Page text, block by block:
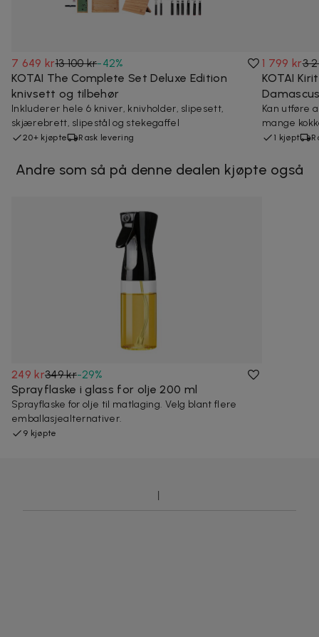
7 649 kr13 100 kr-42%
KOTAI The Complete Set Deluxe Edition
knivsett og tilbehør
Inkluderer hele 6 kniver, knivholder, slipesett,
skjærebrett, slipestål og stekegaffel
20+ kjøpte Rask levering
1 799 kr3
KOTAI
Kan utføre
mange
1 kjøpt
Andre som så på denne dealen kjøpte også
249 kr349 kr-29%
Sprayflaske i glass for olje 200 ml
Sprayflaske for olje til matlaging. Velg blant flere
emballasjealternativer.
9 kjøpte